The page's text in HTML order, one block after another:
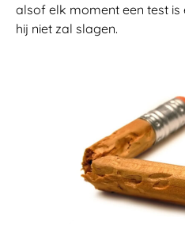
alsof elk moment een test is
hij niet zal slagen.